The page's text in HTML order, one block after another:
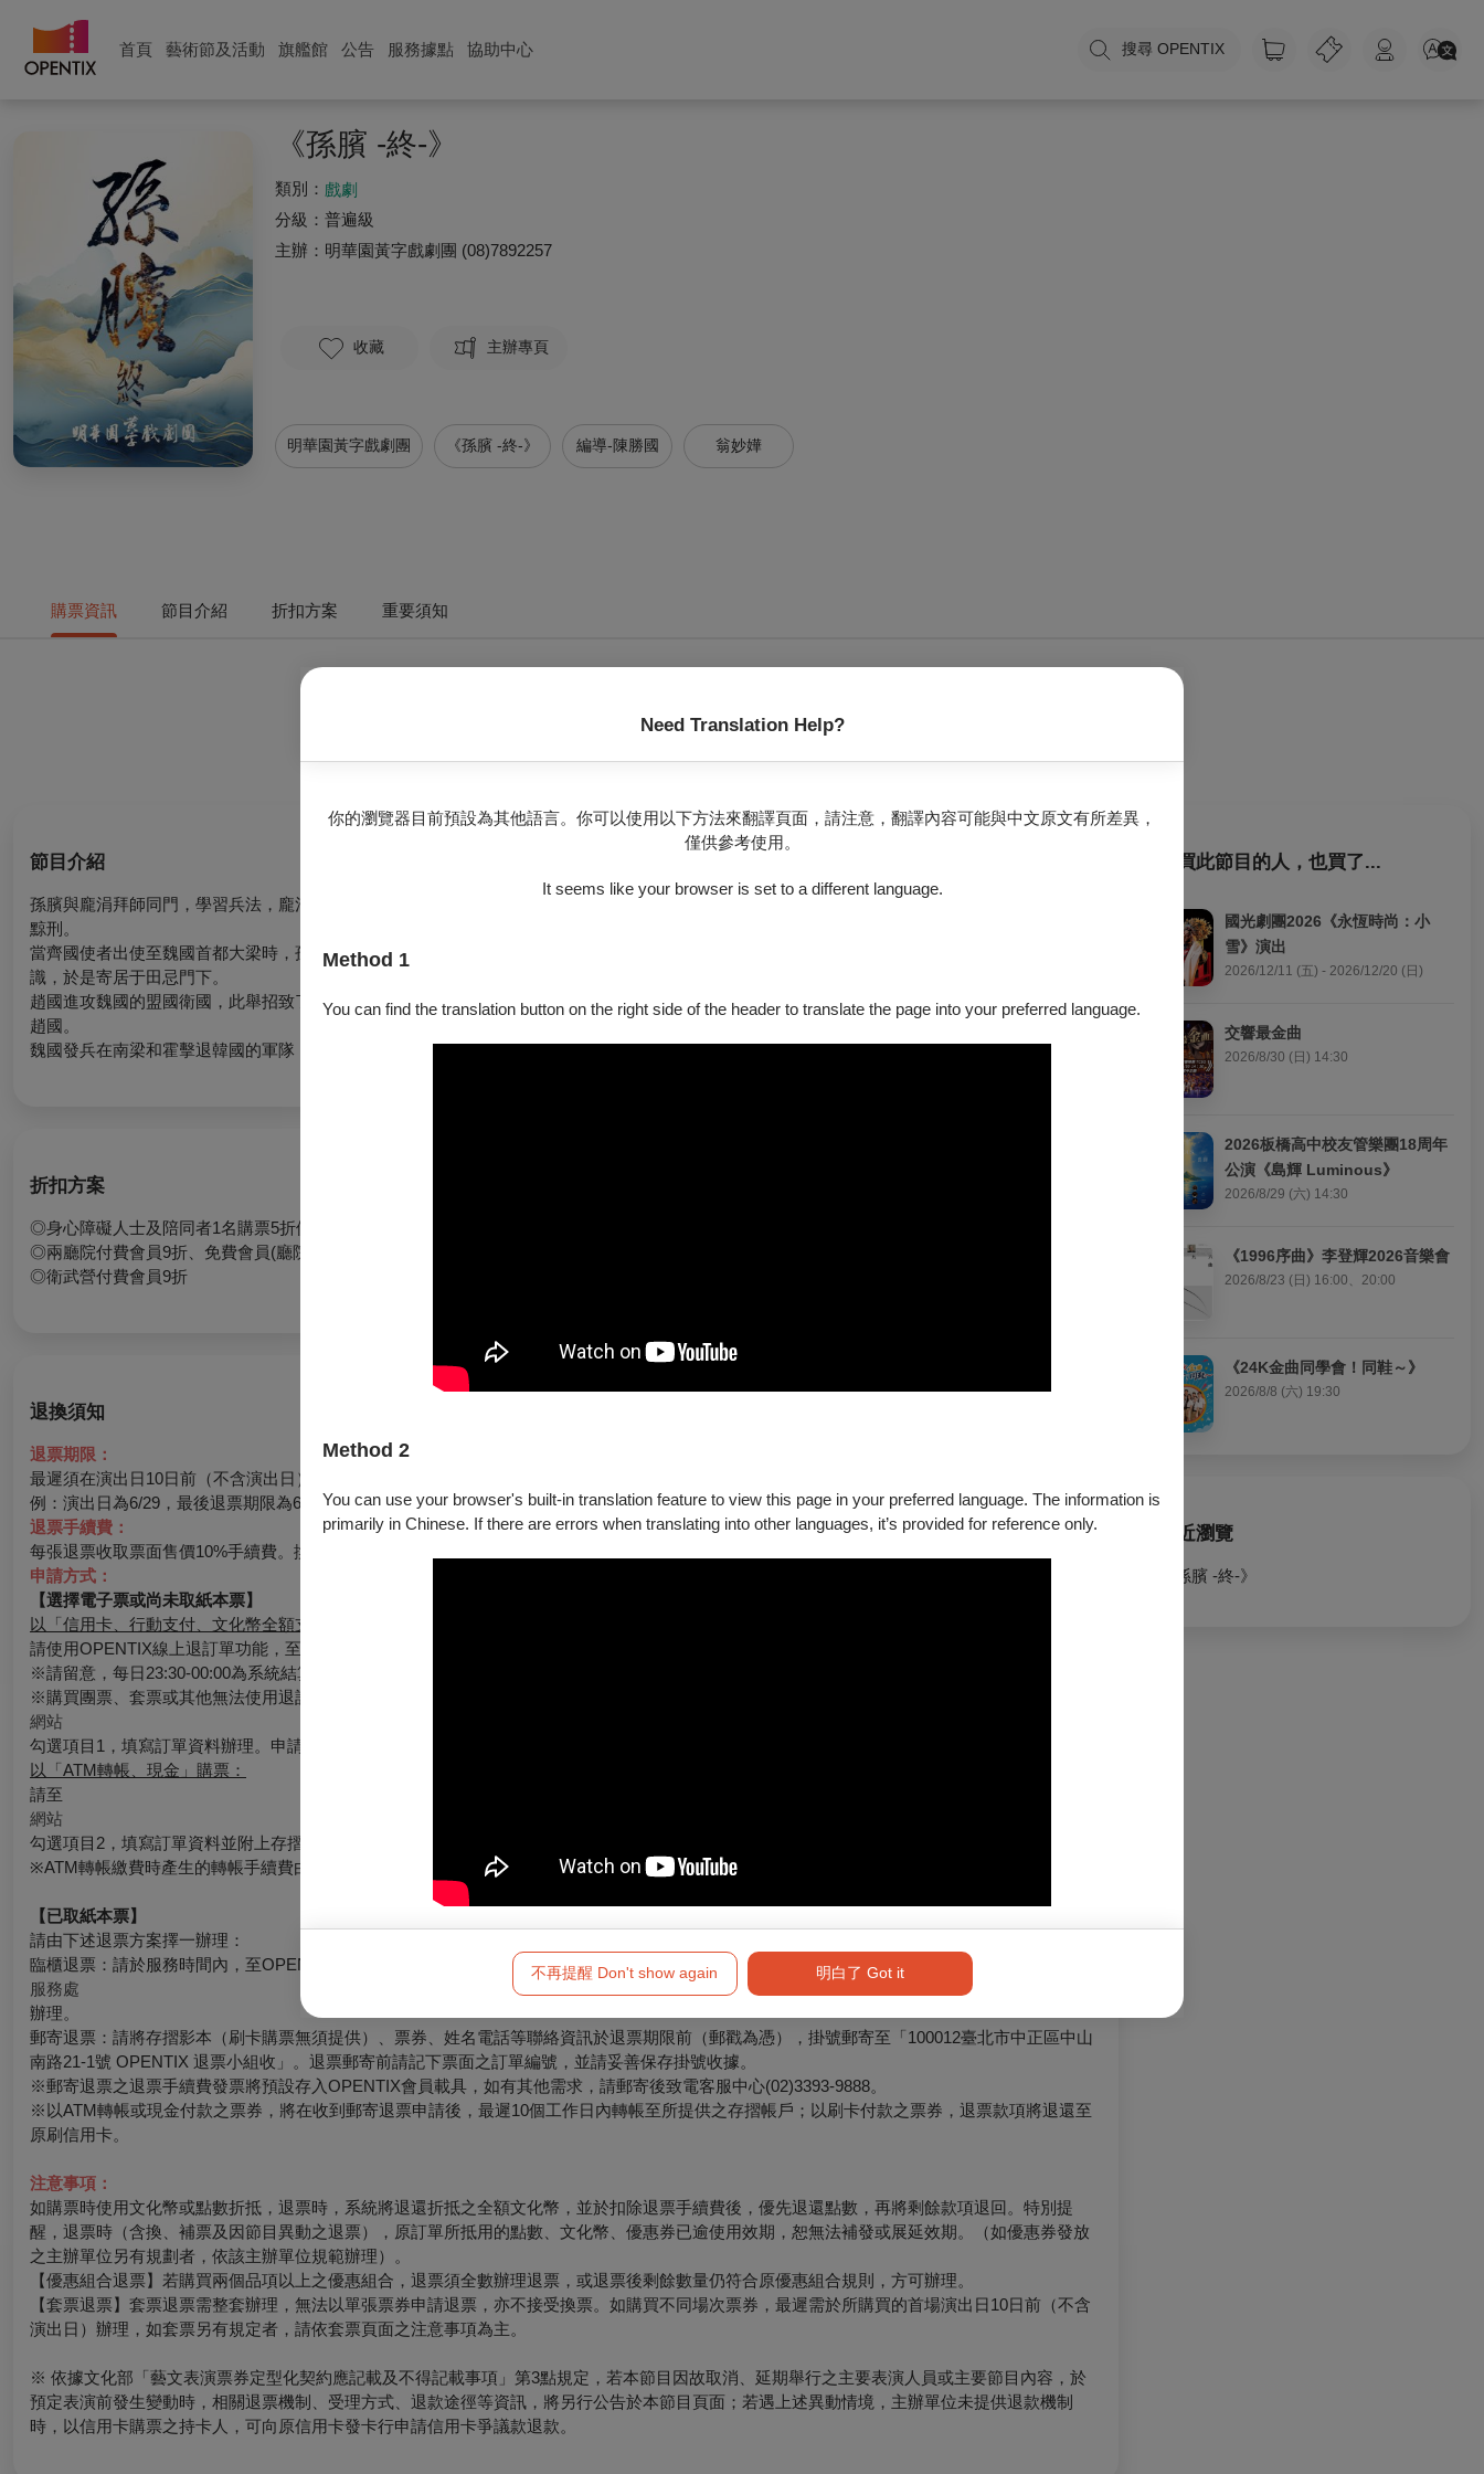
首頁 藝術節及活動 旗艦館 公告 服務據點 協助中心 搜尋 OPENTIX
Need Translation Help?
你的瀏覽器目前預設為其他語言。你可以使用以下方法來翻譯頁面，請注意，翻譯內容可能與中文原文有所差異，
僅供參考使用。
It seems like your browser is set to a different language.
Method 1
You can find the translation button on the right side of the header to translate the page into your preferred language.
Method 2
You can use your browser's built-in translation feature to view this page in your preferred language. The information is
primarily in Chinese. If there are errors when translating into other languages, it’s provided for reference only.
不再提醒 Don't show again 明白了 Got it
《孫臏 -終-》
類別： 戲劇
分級： 普遍級
主辦： 明華園黃字戲劇團 (08)7892257
收藏 主辦專頁
明華園黃字戲劇團 《孫臏 -終-》 編導-陳勝國 翁妙嬅
購票資訊 節目介紹 折扣方案 重要須知
無可售場次
節目介紹
孫臏與龐涓拜師同門，學習兵法，龐涓後來出仕魏國，但是忌憚孫臏才能，於是暗地派人將孫臏請到魏國加以監視，並捏造罪名將孫臏處以臏刑和
黥刑。
當齊國使者出使至魏國首都大梁時，孫臏以刑徒的身份秘會齊國使者。齊國使者覺得孫臏不同凡響，於是暗地將孫臏載回齊國並得到了田忌的賞
識，於是寄居于田忌門下。
趙國進攻魏國的盟國衛國，此舉招致了魏國的干涉，魏國派兵包圍趙國。趙國派使者向外求援。齊威王召集商議，孫臏獻計《圍魏救趙》成功救援
趙國。
魏國發兵在南梁和霍擊退韓國的軍隊，韓國派使者向齊國求救。孫臏再次獻計《減灶之戰》目地就是要引龐涓［夜走馬陵道］！
折扣方案
◎身心障礙人士及陪同者1名購票5折優待，入場時應出示身心障礙手冊，陪同者與身障者需同時入場
◎兩廳院付費會員9折、免費會員(廳院青)9折
◎衛武營付費會員9折
退換須知
退票期限：
最遲須在演出日10日前（不含演出日）辦理，逾期無法受理。
例：演出日為6/29，最後退票期限為6/19。
退票手續費：
每張退票收取票面售價10%手續費。換票視同退票，需退票後重新購買。
申請方式：
【選擇電子票或尚未取紙本票】
以「信用卡、行動支付、文化幣全額支付」購票：
請使用OPENTIX線上退訂單功能，至會員＞訂單紀錄＞點入要退訂的訂單，按下「退訂單」勾選欲退項目，線上完成退訂。
※請留意，每日23:30-00:00為系統結算期間暫停服務。請務必留意退票期限，提前申請。
※購買團票、套票或其他無法使用退訂單功能時，請至
網站
勾選項目1，填寫訂單資料辦理。申請的退票如符合退票規則，將於3個工作日內執行退票作業。
以「ATM轉帳、現金」購票：
請至
網站
勾選項目2，填寫訂單資料並附上存摺照片辦理，申請的退票如符合退票規則，將於3個工作日內執行退票作業。
※ATM轉帳繳費時產生的轉帳手續費由銀行收取，如有退票情形（含換、補票及節目異動之退票），轉帳手續費恕無法一併退還。
【已取紙本票】
請由下述退票方案擇一辦理：
臨櫃退票：請於服務時間內，至OPENTIX臺北、臺中、臺南、高雄四大
服務處
辦理。
郵寄退票：請將存摺影本（刷卡購票無須提供）、票券、姓名電話等聯絡資訊於退票期限前（郵戳為憑），掛號郵寄至「100012臺北市中正區中山
南路21-1號 OPENTIX 退票小組收」。退票郵寄前請記下票面之訂單編號，並請妥善保存掛號收據。
※郵寄退票之退票手續費發票將預設存入OPENTIX會員載具，如有其他需求，請郵寄後致電客服中心(02)3393-9888。
※以ATM轉帳或現金付款之票券，將在收到郵寄退票申請後，最遲10個工作日內轉帳至所提供之存摺帳戶；以刷卡付款之票券，退票款項將退還至
原刷信用卡。
注意事項：
如購票時使用文化幣或點數折抵，退票時，系統將退還折抵之全額文化幣，並於扣除退票手續費後，優先退還點數，再將剩餘款項退回。特別提
醒，退票時（含換、補票及因節目異動之退票），原訂單所抵用的點數、文化幣、優惠券已逾使用效期，恕無法補發或展延效期。（如優惠券發放
之主辦單位另有規劃者，依該主辦單位規範辦理）。
【優惠組合退票】若購買兩個品項以上之優惠組合，退票須全數辦理退票，或退票後剩餘數量仍符合原優惠組合規則，方可辦理。
【套票退票】套票退票需整套辦理，無法以單張票券申請退票，亦不接受換票。如購買不同場次票券，最遲需於所購買的首場演出日10日前（不含
演出日）辦理，如套票另有規定者，請依套票頁面之注意事項為主。
※ 依據文化部「藝文表演票券定型化契約應記載及不得記載事項」第3點規定，若本節目因故取消、延期舉行之主要表演人員或主要節目內容，於
預定表演前發生變動時，相關退票機制、受理方式、退款途徑等資訊，將另行公告於本節目頁面；若遇上述異動情境，主辦單位未提供退款機制
時，以信用卡購票之持卡人，可向原信用卡發卡行申請信用卡爭議款退款。
購買此節目的人，也買了...
國光劇團2026《永恆時尚：小
雪》演出
2026/12/11 (五) - 2026/12/20 (日)
交響最金曲
2026/8/30 (日) 14:30
2026板橋高中校友管樂團18周年
公演《島輝 Luminous》
2026/8/29 (六) 14:30
《1996序曲》李登輝2026音樂會
2026/8/23 (日) 16:00、20:00
《24K金曲同學會！同鞋～》
2026/8/8 (六) 19:30
最近瀏覽
《孫臏 -終-》